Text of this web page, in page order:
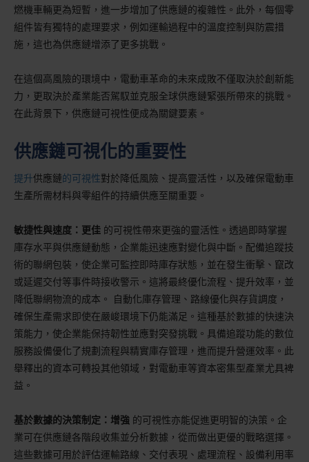
燃機車輛更為短暫，進一步增加了供應鏈的複雜性。此外，每個零
組件皆有獨特的處理要求，例如運輸過程中的溫度控制與防震措
施，這也為供應鏈增添了更多挑戰。
在這個高風險的環境中，電動車革命的未來成敗不僅取決於創新能
力，更取決於產業能否駕馭並克服全球供應鏈緊張所帶來的挑戰。
在此背景下，供應鏈可視性便成為關鍵要素。
供應鏈可視化的重要性
提升供應鏈的可視性對於降低風險、提高靈活性，以及確保電動車
生產所需材料與零組件的持續供應至關重要。
敏捷性與速度：更佳 的可視性帶來更強的靈活性。透過即時掌握
庫存水平與供應鏈動態，企業能迅速應對變化與中斷。配備追蹤技
術的聯網包裝，使企業可監控即時庫存狀態，並在發生衝擊、竄改
或延遲交付等事件時接收警示。這將最終優化流程、提升效率，並
降低聯網物流的成本。 自動化庫存管理、路線優化與存貨調度，
確保生產需求即使在嚴峻環境下仍能滿足。這種基於數據的快速決
策能力，使企業能保持韌性並應對突發挑戰。具備追蹤功能的數位
服務設備優化了規劃流程與精實庫存管理，進而提升營運效率。此
舉釋出的資本可轉投其他領域，對電動車等資本密集型產業尤具裨
益。
基於數據的決策制定：增強 的可視性亦能促進更明智的決策。企
業可在供應鏈各階段收集並分析數據，從而做出更優的戰略選擇。
這些數據可用於評估運輸路線、交付表現、處理流程、設備利用率